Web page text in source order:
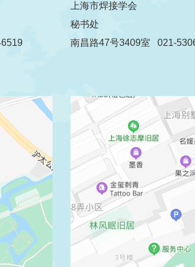
上海市焊接学会
秘书处
南昌路47号3409室 021-